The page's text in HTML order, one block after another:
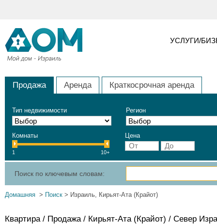
УСЛУГИ/
Продажа Аренда Краткосрочная аренда
Тип недвижимости Регион
Комнаты
1 10+
Цена
Поиск по ключевым словам:
Домашняя > Поиск > Израиль, Кирьят-Ата (Крайот)
Квартира / Продажа / Кирьят-Ата (Крайот) / Север